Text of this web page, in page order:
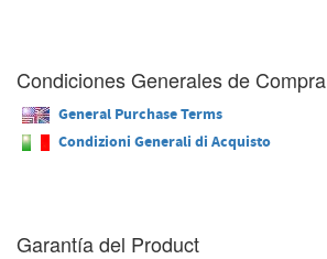
Condiciones Generales de Compra
General Purchase Terms
Condizioni Generali di Acquisto
Garantía del Product